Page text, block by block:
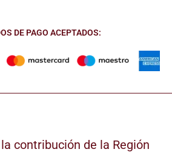
DE PAGO ACEPTADOS:
contribución de la Región